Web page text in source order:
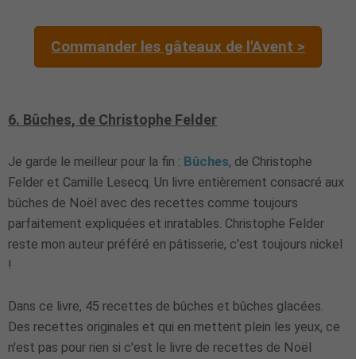
Commander les gâteaux de l'Avent >
6. Bûches, de Christophe Felder
Je garde le meilleur pour la fin : Bûches, de Christophe
Felder et Camille Lesecq. Un livre entièrement consacré aux
bûches de Noël avec des recettes comme toujours
parfaitement expliquées et inratables. Christophe Felder
reste mon auteur préféré en pâtisserie, c'est toujours nickel
!
Dans ce livre, 45 recettes de bûches et bûches glacées.
Des recettes originales et qui en mettent plein les yeux, ce
n'est pas pour rien si c'est le livre de recettes de Noël